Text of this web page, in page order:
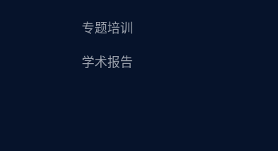
专题培训
学术报告